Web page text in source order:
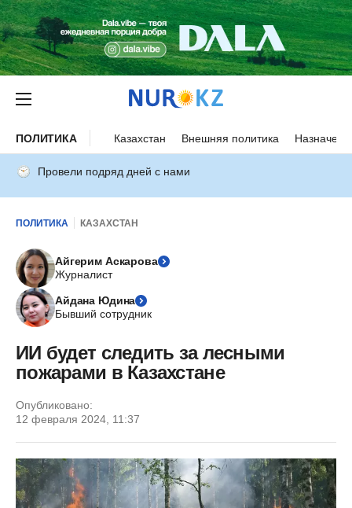
ПОЛИТИКА Казахстан Внешняя политика
Провели подряд дней с нами
ПОЛИТИКА КАЗАХСТАН
Айгерим Аскарова
Журналист
Айдана Юдина
Бывший сотрудник
ИИ будет следить за лесными
пожарами в Казахстане
Опубликовано:
12 февраля 2024, 11:37